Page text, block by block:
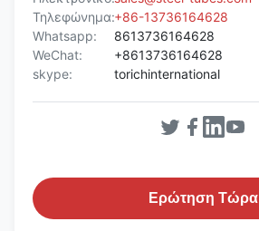
Τηλεφώνημα:+86-13736164628
Whatsapp:
8613736164628
WeChat:
+8613736164628
skype:
torichinternational
Ερώτηση Τώρα